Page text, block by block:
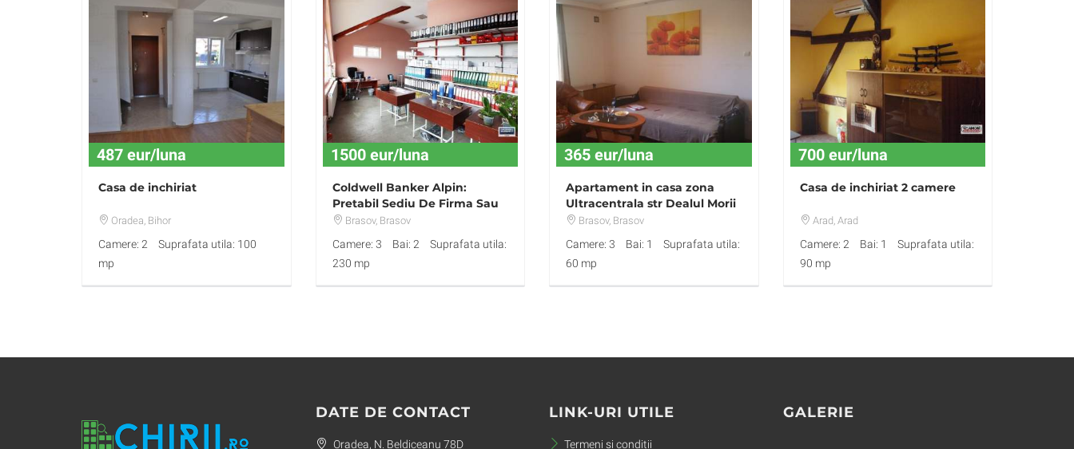
487 eur/luna
Casa de inchiriat
Oradea, Bihor
Camere: 2
Suprafata utila: 100
mp
1500 eur/luna
Coldwell Banker Alpin:
Pretabil Sediu De Firma Sau
Locuinta
Brasov, Brasov
Camere: 3 Bai: 2
Suprafata utila:
230 mp
365 eur/luna
Apartament in casa zona
Ultracentrala str Dealul Morii
,mobilat,utilat,365Eur.
Brasov, Brasov
Camere: 3 Bai: 1
Suprafata utila:
60 mp
700 eur/luna
Casa de inchiriat 2 camere
Arad, Arad
Camere: 2 Bai: 1
Suprafata utila:
90 mp
DATE DE CONTACT
Oradea, N. Beldiceanu 78D
LINK-URI UTILE
Termeni si conditii
GALERIE